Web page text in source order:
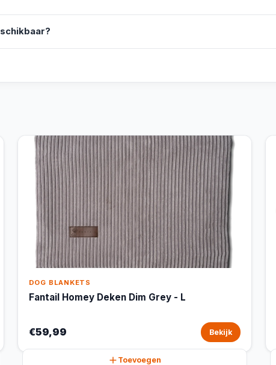
DOG BLANKETS
Fantail Homey Deken Dim Grey - L
€59,99 Bekijk
Toevoegen